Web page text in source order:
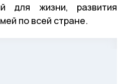
для жизни, развития
по всей стране.